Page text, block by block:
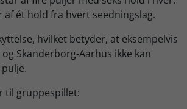
af ét hold fra hvert seedningslag.
hvilket betyder, at eksempelvis
Skanderborg-Aarhus ikke kan
til gruppespillet: